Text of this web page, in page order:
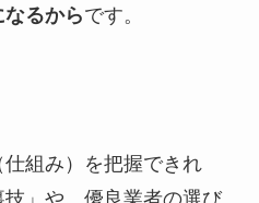
なるからです。
組み）を把握できれ
」や、優良業者の選び